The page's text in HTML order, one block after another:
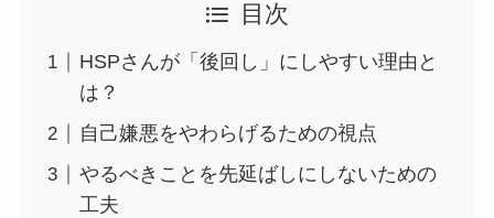
目次
HSPさんが「後回し」にしやすい理由と
は？
自己嫌悪をやわらげるための視点
やるべきことを先延ばしにしないための
工夫